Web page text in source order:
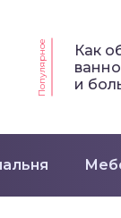
Популярное
Как
и